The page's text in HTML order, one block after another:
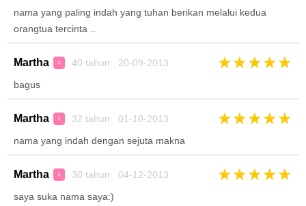
nama yang paling indah yang tuhan berikan melalui kedua
orangtua tercinta ..
Martha ♀ 40 tahun 20-09-2013 ★★★★★
bagus
Martha ♀ 32 tahun 01-10-2013 ★★★★★
nama yang indah dengan sejuta makna
Martha ♀ 30 tahun 04-12-2013 ★★★★★
saya suka nama saya:)